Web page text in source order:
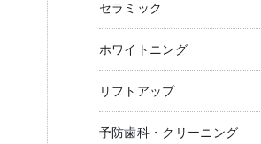
セラミック
ホワイトニング
リフトアップ
予防歯科・クリーニング